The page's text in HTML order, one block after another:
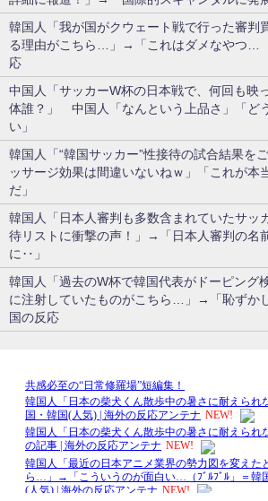
韓国人「我が国がクウェート戦で行った審判
る理由がこちら…」→「これはダメなやつ…
応
中国人「サッカーW杯の日本戦で、何回も映
体誰？」 中国人「なんという上品さ」「ど
い」
韓国人「“韓国サッカー”性接待の試合結果を
ッサージ効果は間違いないねｗ」「これが本
だ」
韓国人「日本人審判も多数含まれていたサッ
待リストに衝撃の声！」→「日本人審判の名
に‥」
韓国人「過去のW杯で韓国代表がドーピング
に注射していたものがこちら…」→「恥ずか
国の反応